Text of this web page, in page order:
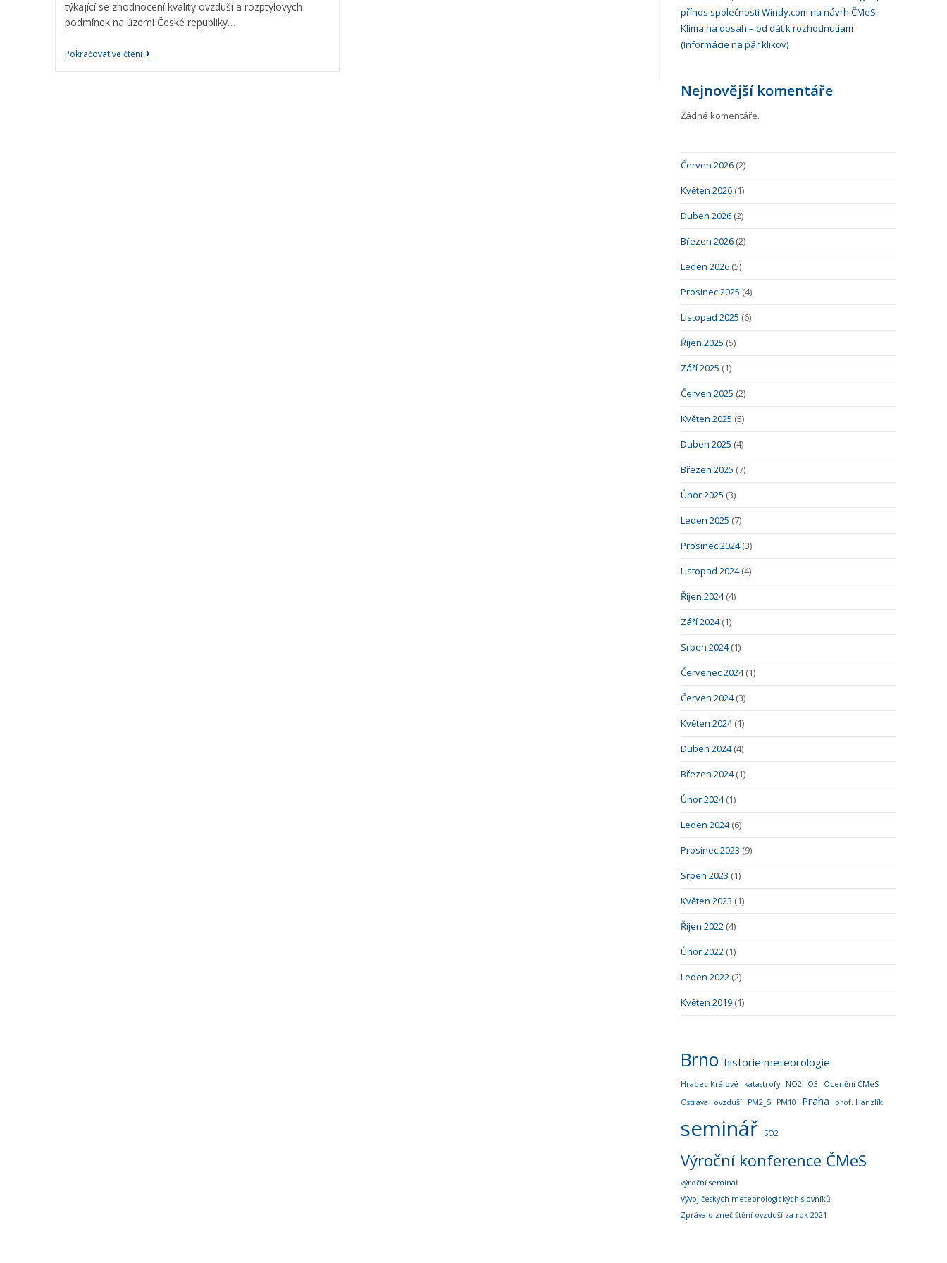
týkající se zhodnocení kvality ovzduší a rozptylových
podmínek na území České republiky…
Pokračovat ve čtení
přínos společnosti Windy.com na návrh ČMeS
Klíma na dosah – od dát k rozhodnutiam
(Informácie na pár klikov)
Nejnovější komentáře
Žádné komentáře.
Červen 2026 (2)
Květen 2026 (1)
Duben 2026 (2)
Březen 2026 (2)
Leden 2026 (5)
Prosinec 2025 (4)
Listopad 2025 (6)
Říjen 2025 (5)
Září 2025 (1)
Červen 2025 (2)
Květen 2025 (5)
Duben 2025 (4)
Březen 2025 (7)
Únor 2025 (3)
Leden 2025 (7)
Prosinec 2024(3)
Listopad 2024(4)
Říjen 2024(4)
Září 2024(1)
Srpen 2024(1)
Červenec 2024(1)
Červen 2024(3)
Květen 2024(1)
Duben 2024(4)
Březen 2024(1)
Únor 2024(1)
Leden 2024(6)
Prosinec 2023 (9)
Srpen 2023 (1)
Květen 2023 (1)
Říjen 2022 (4)
Únor 2022 (1)
Leden 2022 (2)
Květen 2019 (1)
Brno historie meteorologie
Hradec Králové katastrofy NO2 O3
Ocenění ČMeS
Ostrava
ovzduší PM2_5 PM10 Praha prof. Hanzlík
seminář SO2
Výroční konference ČMeS
výroční seminář
Vývoj českých meteorologických slovníků
Zpráva o znečištění ovzduší za rok 2021